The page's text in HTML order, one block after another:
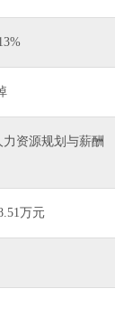
资源规划与薪酬
万元